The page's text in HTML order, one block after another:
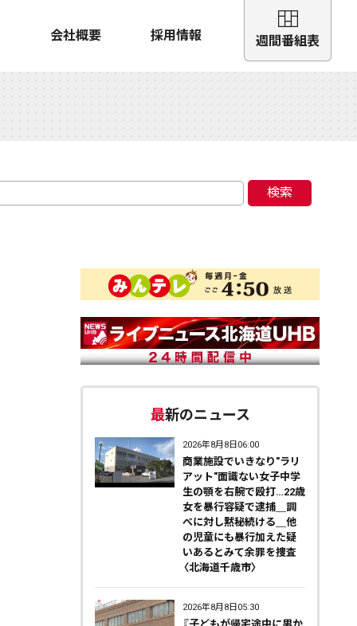
会社概要 採用情報 週間番組表
検索
最新のニュース
2026年8月8日06:00
商業施設でいきなり"ラリ
アット"面識ない女子中学
生の顎を右腕で殴打…22歳
女を暴行容疑で逮捕＿調
べに対し黙秘続ける＿他
の児童にも暴行加えた疑
いあるとみて余罪を捜査
〈北海道千歳市〉
2026年8月8日05:30